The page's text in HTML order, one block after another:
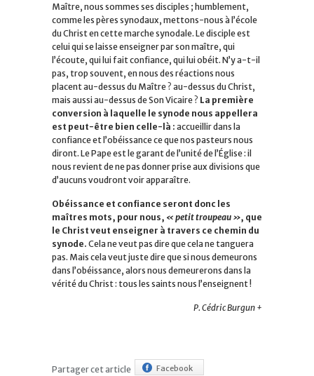
Maître, nous sommes ses disciples ; humblement,
comme les pères synodaux, mettons-nous à l’école
du Christ en cette marche synodale. Le disciple est
celui qui se laisse enseigner par son maître, qui
l’écoute, qui lui fait confiance, qui lui obéit. N’y a-t-il
pas, trop souvent, en nous des réactions nous
placent au-dessus du Maître ? au-dessus du Christ,
mais aussi au-dessus de Son Vicaire ? La première
conversion à laquelle le synode nous appellera
est peut-être bien celle-là : accueillir dans la
confiance et l’obéissance ce que nos pasteurs nous
diront. Le Pape est le garant de l’unité de l’Église : il
nous revient de ne pas donner prise aux divisions que
d’aucuns voudront voir apparaître.
Obéissance et confiance seront donc les
maîtres mots, pour nous, « petit troupeau », que
le Christ veut enseigner à travers ce chemin du
synode. Cela ne veut pas dire que cela ne tanguera
pas. Mais cela veut juste dire que si nous demeurons
dans l’obéissance, alors nous demeurerons dans la
vérité du Christ : tous les saints nous l’enseignent !
P. Cédric Burgun +
Partager cet article
Facebook